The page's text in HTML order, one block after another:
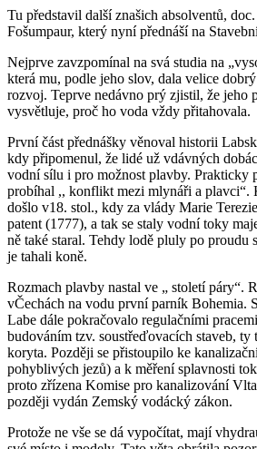
Tu představil další znašich absolventů,
Fošumpaur, který nyní přednáší na
Nejprve zavzpomínal na svá studia na
která mu, podle jeho slov, dala velice
rozvoj. Teprve nedávno prý zjistil, že jeho
vysvětluje, proč ho voda vždy přitahovala.
První část přednášky věnoval historii
kdy připomenul, že lidé už vdávných
vodní sílu i pro možnost plavby. Prakticky
probíhal ,, konflikt mezi mlynáři a plavci“.
došlo v18. stol., kdy za vlády Marie
patent (1777), a tak se staly vodní toky
ně také staral. Tehdy lodě pluly po proudu
je tahali koně.
Rozmach plavby nastal ve „ století páry“.
vČechách na vodu první parník Bohemia.
Labe dále pokračovalo regulačními
budováním tzv. soustřeďovacích staveb, ty
koryta. Později se přistoupilo ke
pohyblivých jezů) a k měření splavnosti
proto zřízena Komise pro kanalizování
později vydán Zemský vodácký zákon.
Protože ne vše se dá vypočítat, mají